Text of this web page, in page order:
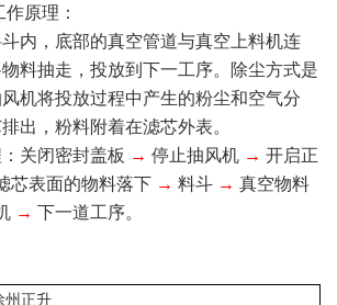
原理：
内，底部的真空管道与真空上料机连
料抽走，投放到下一工序。除尘方式是
机将投放过程中产生的粉尘和空气分
出，粉料附着在滤芯外表。
关闭密封盖板 → 停止抽风机 → 开启正
芯表面的物料落下 → 料斗 → 真空物料
→ 下一道工序。
州正升